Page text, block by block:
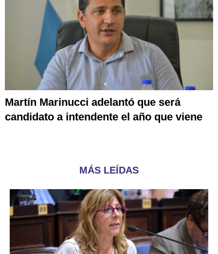
Martín Marinucci adelantó que será
candidato a intendente el año que viene
MÁS LEÍDAS